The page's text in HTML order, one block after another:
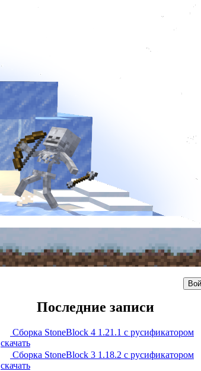
Последние записи
Сборка StoneBlock 4 1.21.1 с русификатором
скачать
Сборка StoneBlock 3 1.18.2 с русификатором
скачать